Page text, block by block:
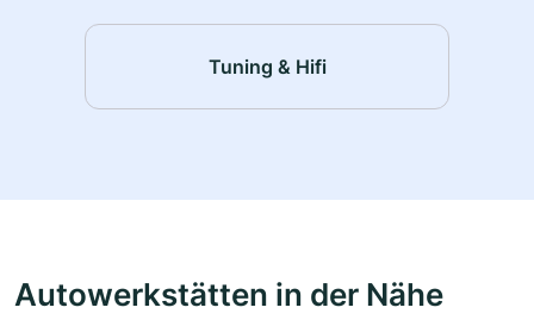
Tuning & Hifi
Autowerkstätten in der Nähe